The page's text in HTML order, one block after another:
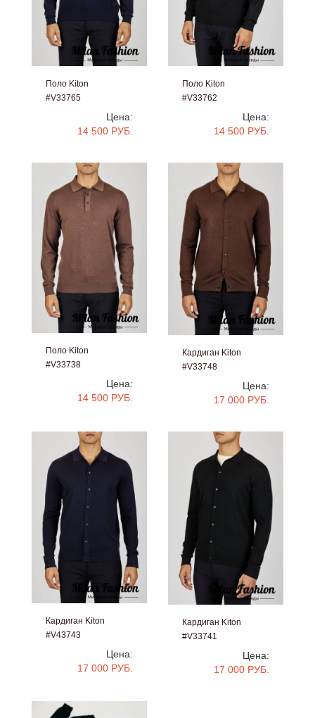
Поло Kiton
#V33765
Цена:
14 500 РУБ.
Поло Kiton
#V33762
Цена:
14 500 РУБ.
Поло Kiton
#V33738
Цена:
14 500 РУБ.
Кардиган Kiton
#V33748
Цена:
17 000 РУБ.
Кардиган Kiton
#V43743
Цена:
17 000 РУБ.
Кардиган Kiton
#V33741
Цена:
17 000 РУБ.